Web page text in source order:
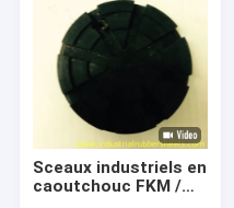
Sceaux industriels en
caoutchouc FKM /